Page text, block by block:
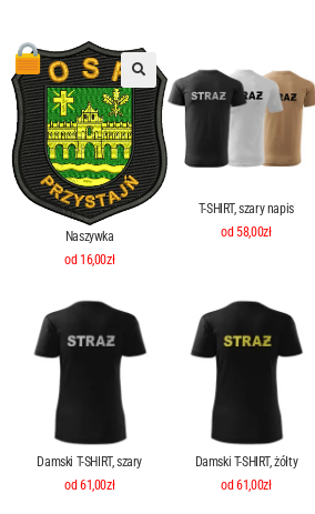
Naszywka
od 16,00zł
T-SHIRT, szary napis
od 58,00zł
Damski T-SHIRT, szary
od 61,00zł
Damski T-SHIRT, żółty
od 61,00zł